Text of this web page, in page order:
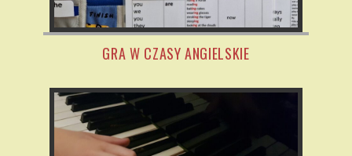
GRA W CZASY ANGIELSKIE